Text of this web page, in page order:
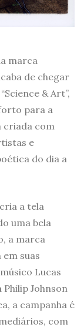
marca
de chegar
& Art”,
para a
criada com
e
do dia a
a tela
uma bela
a marca
suas
Lucas
Philip Johnson
a campanha é
com